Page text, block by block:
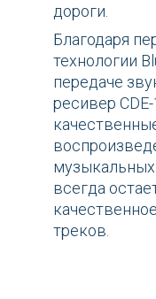
дороги.
Благодаря
технологии
передаче
ресивер
всегда
треков.